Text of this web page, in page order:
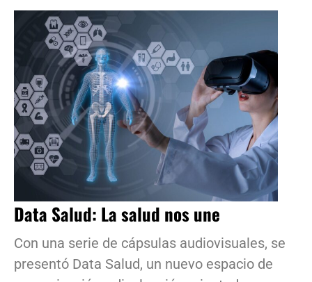
Data Salud: La salud nos une
Con una serie de cápsulas audiovisuales, se
presentó Data Salud, un nuevo espacio de